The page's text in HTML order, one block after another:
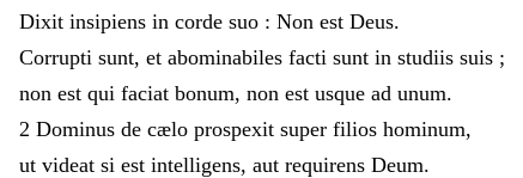
Dixit insipiens in corde suo : Non est Deus.
Corrupti sunt, et abominabiles facti sunt in studiis suis ;
non est qui faciat bonum, non est usque ad unum.
2 Dominus de cælo prospexit super filios hominum,
ut videat si est intelligens, aut requirens Deum.